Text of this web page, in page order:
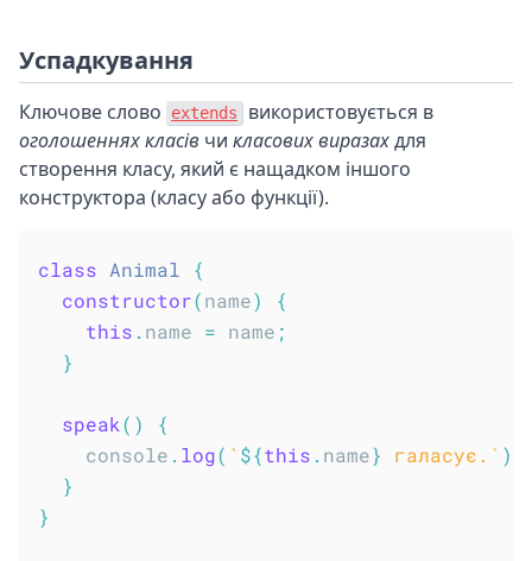
Успадкування
Ключове слово extends
використовується в
оголошеннях класів чи класових виразахдля
створення класу, який є нащадком іншого
конструктора (класу або функції).
class Animal
{
constructor(name)
{
this . name = name ;
}
speak( )
{
    console
. log( ` ${this . name} галасує. ` )
}
}